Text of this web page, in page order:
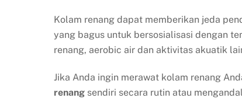
Kolam renang dapat memberikan jeda
yang bagus untuk bersosialisasi dengan
renang, aerobic air dan aktivitas akuatik
Jika Anda ingin merawat kolam renang
renang sendiri secara rutin atau